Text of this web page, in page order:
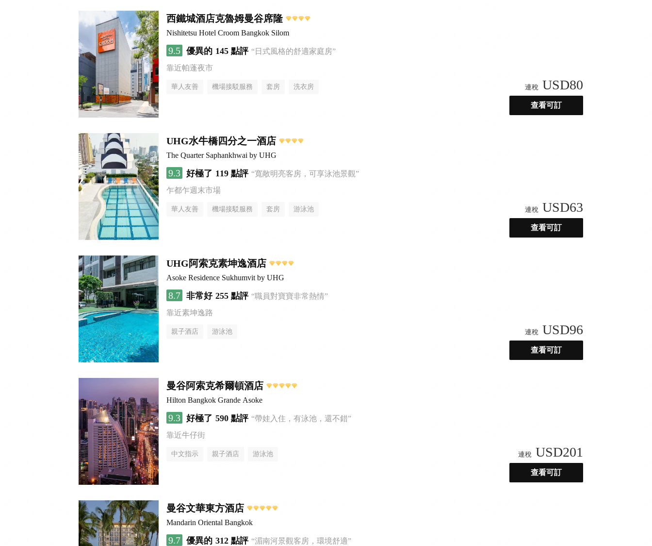
西鐵城酒店克魯姆曼谷席隆
Nishitetsu Hotel Croom Bangkok Silom
9.5 優異的 145 點評 “日式風格的舒適家庭房”
靠近帕蓬夜市
華人友善 機場接駁服務 套房 洗衣房 連稅 USD80
查看可訂
UHG水牛橋四分之一酒店
The Quarter Saphankhwai by UHG
9.3 好極了 119 點評 “寬敞明亮客房，可享泳池景觀”
乍都乍週末市場
華人友善 機場接駁服務 套房 游泳池 連稅 USD63
查看可訂
UHG阿索克素坤逸酒店
Asoke Residence Sukhumvit by UHG
8.7 非常好 255 點評 “職員對寶寶非常熱情”
靠近素坤逸路
親子酒店 游泳池 連稅 USD96
查看可訂
曼谷阿索克希爾頓酒店
Hilton Bangkok Grande Asoke
9.3 好極了 590 點評 “帶娃入住，有泳池，還不錯”
靠近牛仔街
中文指示 親子酒店 游泳池 連稅 USD201
查看可訂
曼谷文華東方酒店
Mandarin Oriental Bangkok
9.7 優異的 312 點評 “湄南河景觀客房，環境舒適”